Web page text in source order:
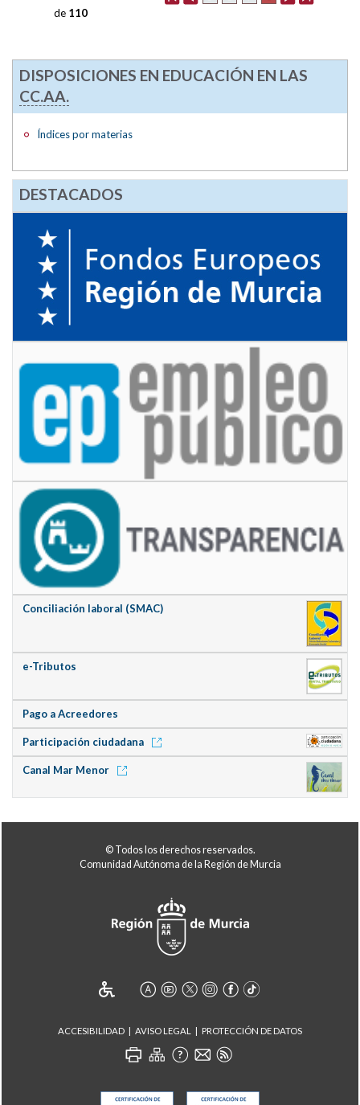
de 110
DISPOSICIONES EN EDUCACIÓN EN LAS
CC.AA.
Índices por materias
DESTACADOS
Conciliación laboral (SMAC)
e-Tributos
Pago a Acreedores
Participación ciudadana
Canal Mar Menor
© Todos los derechos reservados.
Comunidad Autónoma de la Región de Murcia
ACCESIBILIDAD AVISO LEGAL PROTECCIÓN DE DATOS